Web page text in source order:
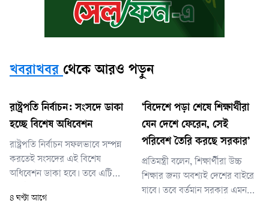
খবরাখবর থেকে আরও পড়ুন
রাষ্ট্রপতি নির্বাচন: সংসদে ডাকা
হচ্ছে বিশেষ অধিবেশন
রাষ্ট্রপতি নির্বাচন সফলভাবে সম্পন্ন
করতেই সংসদের এই বিশেষ
অধিবেশন ডাকা হবে। তবে এটি
হবে, সে বিষয়ে তিনি এখনো চূড়ান্ত
৪ ঘণ্টা আগে
‘বিদেশে পড়া শেষে শিক্ষার্থীরা
যেন দেশে ফেরেন, সেই
পরিবেশ তৈরি করছে সরকার’
প্রতিমন্ত্রী বলেন, শিক্ষার্থীরা উচ্চ
শিক্ষার জন্য অবশ্যই দেশের বাইরে
যাবে। তবে বর্তমান সরকার এমন